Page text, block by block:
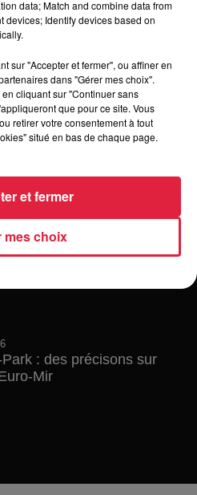
à Strasbourg :
Mulhouse : rencontre
infos sur la venue du
: des précisons sur
Mir
data; Match and combine data from
devices; Identify devices based on
sur "Accepter et fermer", ou affiner en
dans "Gérer mes choix".
cliquant sur "Continuer sans
que pour ce site. Vous
retirer votre consentement à tout
situé en bas de chaque page.
mes choix
et fermer